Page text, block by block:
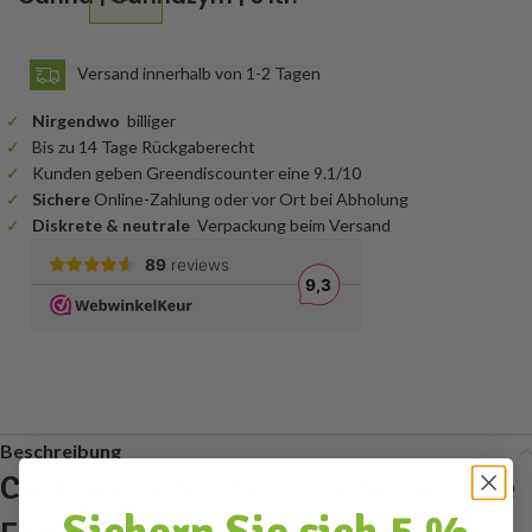
Versand innerhalb von 1-2 Tagen
Nirgendwo billiger
Bis zu 14 Tage Rückgaberecht
Kunden geben Greendiscounter eine 9.1/10
Sichere Online-Zahlung oder vor Ort bei Abholung
Diskrete & neutrale Verpackung beim Versand
Beschreibung
CANNAZYM 5 Liter – Professionelle